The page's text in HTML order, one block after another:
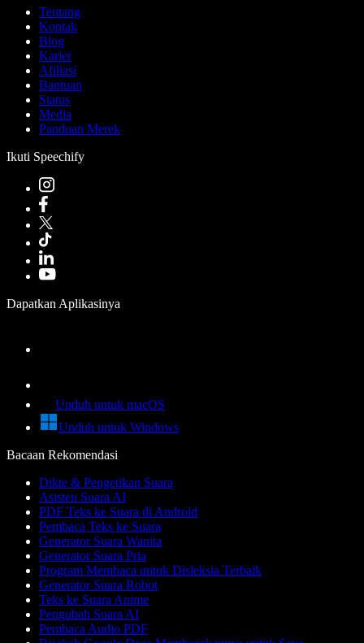
Tentang
Kontak
Blog
Karier
Afiliasi
Bantuan
Status
Media
Panduan Merek
Ikuti Speechify
Dapatkan Aplikasinya
Unduh untuk macOS
Unduh untuk Windows
Bacaan Rekomendasi
Dikte & Pengetikan Suara
Asisten Suara AI
PDF Teks ke Suara di Android
Pembaca Teks ke Suara
Generator Suara Wanita
Generator Suara Pria
Program Membaca untuk Disleksia Terbaik
Generator Suara Robot
Teks ke Suara Anime
Pengubah Suara AI
Pembaca Audio PDF